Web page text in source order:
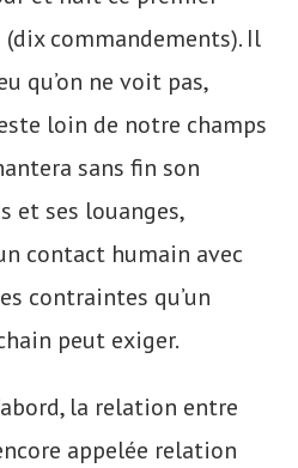
commandements). Il
qu’on ne voit pas,
loin de notre champs
sans fin son
et ses louanges,
contact humain avec
contraintes qu’un
peut exiger.
la relation entre
appelée relation